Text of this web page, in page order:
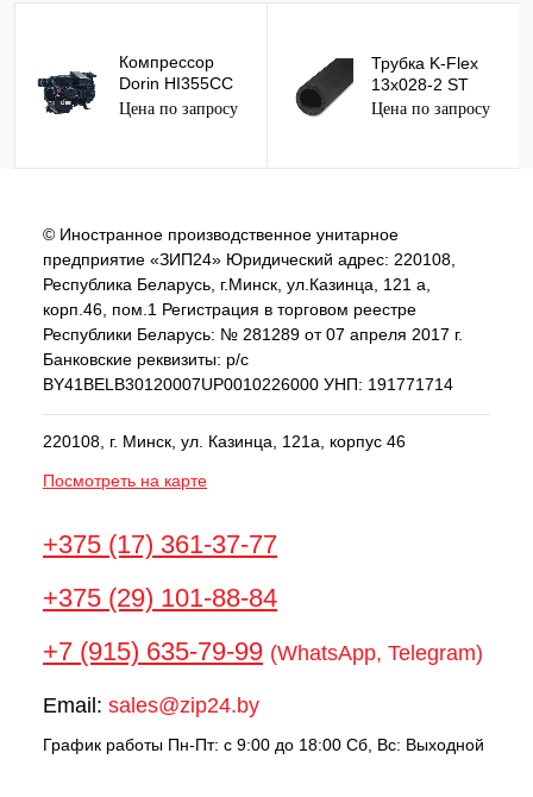
Компрессор
Dorin HI355CC
POE32-инвертер
Цена по запросу
Трубка K-Flex
13x028-2 ST
Цена по запросу
© Иностранное производственное унитарное
предприятие «ЗИП24» Юридический адрес: 220108,
Республика Беларусь, г.Минск, ул.Казинца, 121 а,
корп.46, пом.1 Регистрация в торговом реестре
Республики Беларусь: № 281289 от 07 апреля 2017 г.
Банковские реквизиты: р/с
BY41BELB30120007UP0010226000 УНП: 191771714
220108, г. Минск, ул. Казинца, 121а, корпус 46
Посмотреть на карте
+375 (17) 361-37-77
+375 (29) 101-88-84
+7 (915) 635-79-99 (WhatsApp, Telegram)
Email: sales@zip24.by
График работы Пн-Пт: с 9:00 до 18:00 Сб, Вс: Выходной